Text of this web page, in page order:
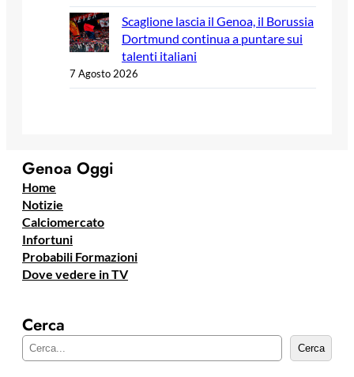
Scaglione lascia il Genoa, il Borussia
Dortmund continua a puntare sui
talenti italiani
7 Agosto 2026
Genoa Oggi
Home
Notizie
Calciomercato
Infortuni
Probabili Formazioni
Dove vedere in TV
Cerca
e
Cerca